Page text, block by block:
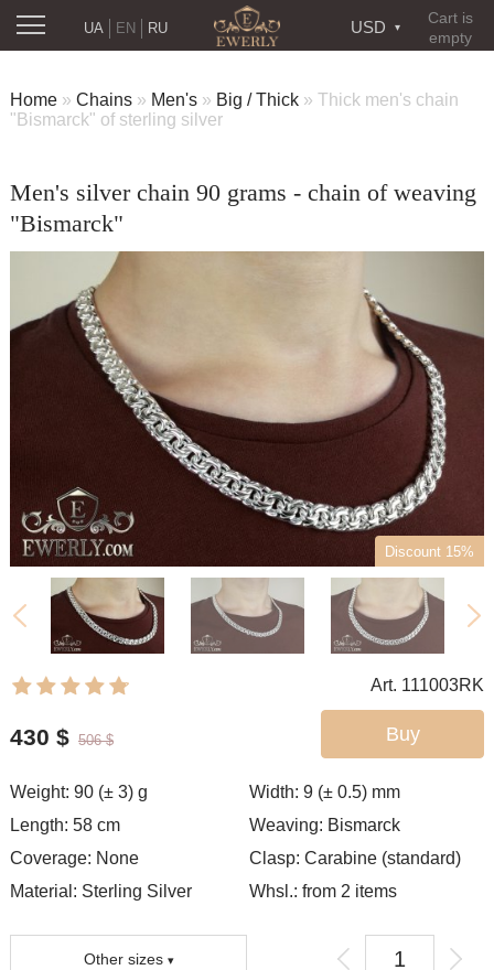
Cart is
empty
USD
RU
UA EN
Home » Chains » Men's » Big / Thick » Thick men's chain
"Bismarck" of sterling silver
Men's silver chain 90 grams - chain of weaving
"Bismarck"
Discount 15%
Art. 111003RK
Buy
430 $ 506 $
Weight: 90 (± 3) g Width:9 (± 0.5) mm
Length: 58 cm Weaving: Bismarck
Coverage: None Clasp:Carabine (standard)
Material: Sterling Silver
Whsl.: from 2 items
Other sizes